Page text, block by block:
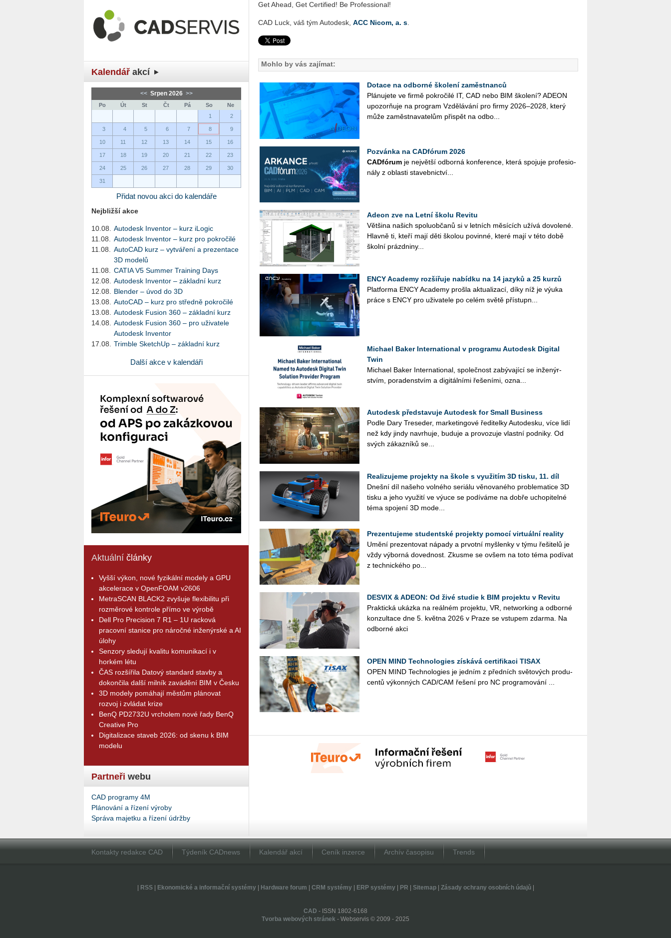
Kalendář akcí
<< Srpen 2026 >>
Po Út St Čt Pá So
Ne
1
2
3 4 5 6 7 8 9
10 11 12 13 14 15 16
17 18 19 20 21 22 23
24 25 26 27 28 29 30
31
Přidat novou akci do kalendáře
Nejbližší akce
10.08.
Autodesk Inventor – kurz iLogic
11.08.
Autodesk Inventor – kurz pro pokročilé
11.08.
AutoCAD kurz – vytváření a prezentace
3D modelů
11.08.
CATIA V5 Summer Training Days
12.08.
Autodesk Inventor – základní kurz
12.08.
Blender – úvod do 3D
13.08.
AutoCAD – kurz pro středně pokročilé
13.08.
Autodesk Fusion 360 – základní kurz
14.08.
Autodesk Fusion 360 – pro uživatele
Autodesk Inventor
17.08.
Trimble SketchUp – základní kurz
Další akce v kalendáři
Aktuální články
Vyšší výkon, nové fyzikální modely a GPU
akcelerace v OpenFOAM v2606
MetraSCAN BLACK2 zvyšuje flexibilitu při
rozměrové kontrole přímo ve výrobě
Dell Pro Precision 7 R1 – 1U racková
pracovní stanice pro náročné inženýrské a AI
úlohy
Senzory sledují kvalitu komunikací i v
horkém létu
ČAS rozšířila Datový standard stavby a
dokončila další milník zavádění BIM v Česku
3D modely pomáhají městům plánovat
rozvoj i zvládat krize
BenQ PD2732U vrcholem nové řady BenQ
Creative Pro
Digitalizace staveb 2026: od skenu k BIM
modelu
Partneři webu
CAD programy 4M
Plánování a řízení výroby
Správa majetku a řízení údržby
Get Ahead, Get Certified! Be Professional!
CAD Luck, váš tým Autodesk, ACC Nicom, a. s
Mohlo by vás zajímat:
Dotace na odborné školení zaměstnanců
Plá­nu­je­te ve firmě po­kro­či­lé IT, CAD nebo BIM ško­le­ní? ADEON
upo­zorňuje na pro­gram Vzdě­lá­vá­ní pro firmy 2026–2028, který
může za­měst­na­va­te­lům při­spět na od­bo...
Pozvánka na CADfórum 2026
CAD­fó­rum je nej­vět­ší od­bor­ná kon­fe­ren­ce, která spo­ju­je pro­fe­si­o­
ná­ly z ob­las­ti sta­veb­nic­tví...
Adeon zve na Letní školu Revitu
Vět­ši­na na­šich spo­lu­ob­ča­nů si v let­ních mě­sí­cích užívá do­vo­le­né.
Hlav­ně ti, kteří mají děti ško­lou po­vin­né, které mají v této době
škol­ní prázd­ni­ny...
ENCY Academy rozšiřuje nabídku na 14 jazyků a 25 kurzů
Plat­for­ma ENCY Aca­de­my pro­šla ak­tu­a­li­za­cí, díky níž je výuka
práce s ENCY pro uži­va­te­le po celém světě pří­stup­n...
Michael Baker International v programu Autodesk Digital
Twin
Mi­cha­el Baker In­ter­nati­o­nal, spo­leč­nost za­bý­va­jí­cí se in­že­nýr­
stvím, po­ra­den­stvím a di­gi­tál­ní­mi ře­še­ní­mi, ozna...
Autodesk představuje Autodesk for Small Business
Podle Dary Tre­se­der, mar­ke­tingo­vé ře­di­tel­ky Au­to­de­s­ku, více lidí
než kdy jindy na­vr­hu­je, bu­du­je a pro­vo­zu­je vlast­ní pod­ni­ky. Od
svých zá­kaz­ní­ků se...
Realizujeme projekty na škole s využitím 3D tisku, 11. díl
Dneš­ní díl na­še­ho vol­né­ho se­ri­á­lu vě­no­va­né­ho pro­ble­ma­ti­ce 3D
tisku a jeho vy­u­ži­tí ve výuce se po­dí­vá­me na dobře ucho­pi­tel­né
téma spo­je­ní 3D mo­de...
Prezentujeme studentské projekty pomocí virtuální reality
Umění pre­zen­to­vat ná­pa­dy a pr­vot­ní myš­len­ky v týmu ře­ši­te­lů je
vždy vý­bor­ná do­ved­nost. Zkus­me se ovšem na toto téma po­dí­vat
z tech­nic­ké­ho po...
DESVIX & ADEON: Od živé studie k BIM projektu v Revitu
Prak­tic­ká ukáz­ka na re­ál­ném pro­jek­tu, VR, ne­twor­king a od­bor­né
kon­zul­ta­ce dne 5. květ­na 2026 v Praze se vstu­pem zdar­ma. Na
od­bor­né akci
OPEN MIND Technologies získává certifikaci TISAX
OPEN MIND Tech­no­lo­gies je jed­ním z před­ních svě­to­vých pro­du­
cen­tů vý­kon­ných CAD/CAM ře­še­ní pro NC pro­gra­mo­vá­ní ...
Kontakty redakce CAD Týdeník CADnews Kalendář akcí Ceník inzerce Archív časopisu Trends
RSS| Ekonomické a informační systémy| Hardware forum CRM systémy| ERP systémy| PR Sitemap| Zásady ochrany osobních údajů|
CAD - ISSN 1802-6168
Tvorba webových stránek - Webservis © 2009 - 2025